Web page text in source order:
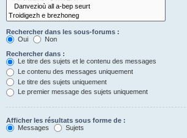
Rechercher dans les sous-forums :
Oui
Non
Rechercher dans :
Le titre des sujets et le contenu des messages
Le contenu des messages uniquement
Le titre des sujets uniquement
Le premier message des sujets uniquement
Afficher les résultats sous forme de :
Messages
Sujets